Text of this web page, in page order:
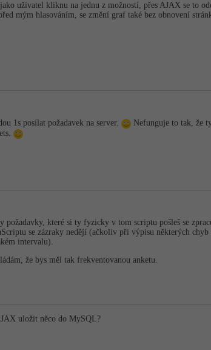
uživatel kliknu na jednu z možností, přes AJAX se to
mým hlasováním, se změní graf také bez obnovení
1s posílat požadavek na server.
Nefunguje to tak, že
které si ty fyzicky v tom scriptu pošleš se
se zázraky nedějí (ačkoliv při výpisu některých
intervalu).
že bys měl tak frekventovanou anketu.
uložit něco do MySQL?